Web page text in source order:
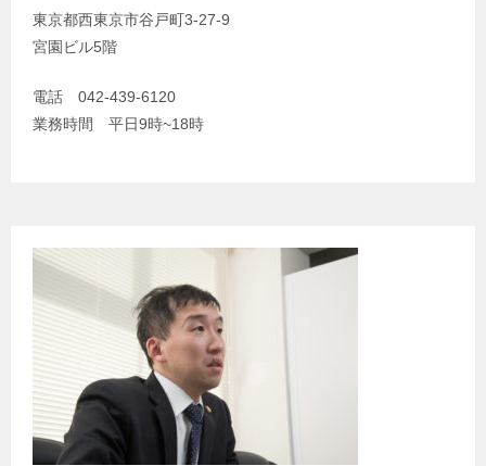
東京都西東京市谷戸町3-27-9
宮園ビル5階
電話 042-439-6120
業務時間 平日9時~18時